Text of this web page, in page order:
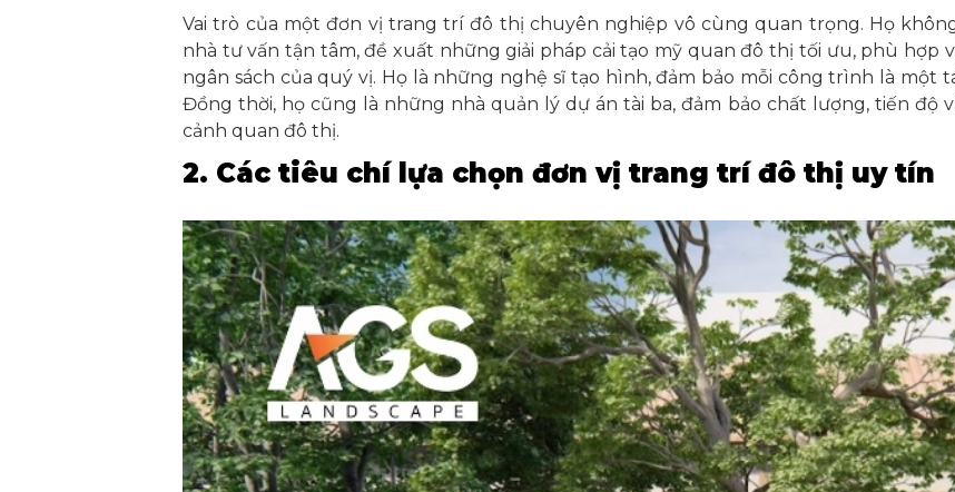
Vai trò của một đơn vị trang trí đô thị chuyên nghiệp vô cùng quan trọng. Họ
nhà tư vấn tận tâm, đề xuất những giải pháp cải tạo mỹ quan đô thị tối ưu, phù hợp
ngân sách của quý vị. Họ là những nghệ sĩ tạo hình, đảm bảo mỗi công trình là một
Đồng thời, họ cũng là những nhà quản lý dự án tài ba, đảm bảo chất lượng, tiến độ
cảnh quan đô thị.
2. Các tiêu chí lựa chọn đơn vị trang trí đô thị uy tín